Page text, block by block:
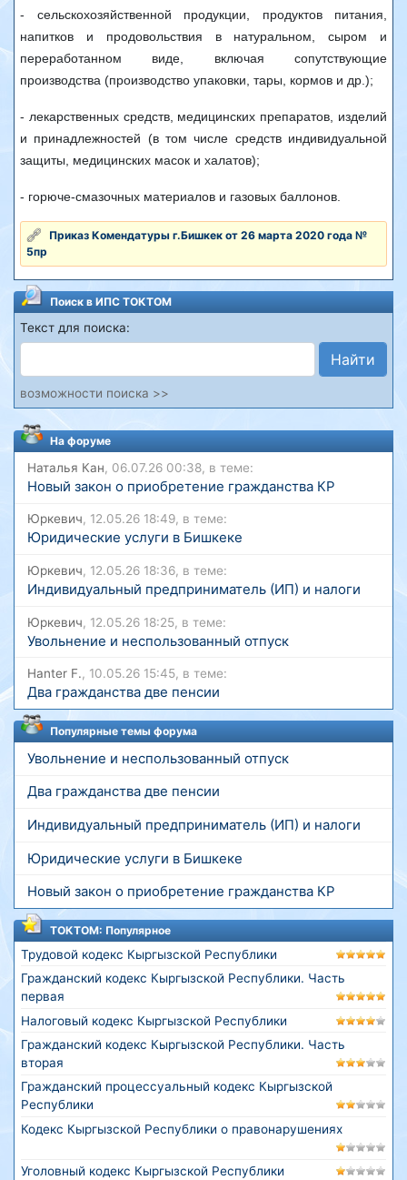
- сельскохозяйственной продукции, продуктов питания,
напитков и продовольствия в натуральном, сыром и
переработанном виде, включая сопутствующие
производства (производство упаковки, тары, кормов и др.);
- лекарственных средств, медицинских препаратов, изделий
и принадлежностей (в том числе средств индивидуальной
защиты, медицинских масок и халатов);
- горюче-смазочных материалов и газовых баллонов.
Приказ Комендатуры г.Бишкек от 26 марта 2020 года №
5пр
Поиск в ИПС ТОКТОМ
Текст для поиска:
Найти
возможности поиска >>
На форуме
Наталья Кан, 06.07.26 00:38, в теме:
Новый закон о приобретение гражданства КР
Юркевич, 12.05.26 18:49, в теме:
Юридические услуги в Бишкеке
Юркевич, 12.05.26 18:36, в теме:
Индивидуальный предприниматель (ИП) и налоги
Юркевич, 12.05.26 18:25, в теме:
Увольнение и неспользованный отпуск
Hanter F., 10.05.26 15:45, в теме:
Два гражданства две пенсии
Популярные темы форума
Увольнение и неспользованный отпуск
Два гражданства две пенсии
Индивидуальный предприниматель (ИП) и налоги
Юридические услуги в Бишкеке
Новый закон о приобретение гражданства КР
ТОКТОМ: Популярное
Трудовой кодекс Кыргызской Республики
Гражданский кодекс Кыргызской Республики. Часть
первая
Налоговый кодекс Кыргызской Республики
Гражданский кодекс Кыргызской Республики. Часть
вторая
Гражданский процессуальный кодекс Кыргызской
Республики
Кодекс Кыргызской Республики о правонарушениях
Уголовный кодекс Кыргызской Республики